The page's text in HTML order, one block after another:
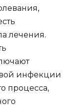
лечения.
инфекции
процесса,